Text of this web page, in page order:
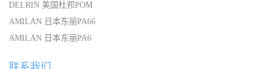
DELRIN 美国杜邦POM
AMILAN 日本东丽PA66
AMILAN 日本东丽PA6